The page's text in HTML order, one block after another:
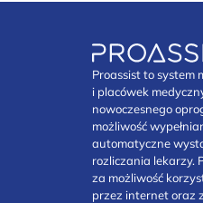
Proassist to system
i placówek
nowoczesnego
możliwość
automatyczne
rozliczania lekarzy.
za możliwość
przez internet oraz